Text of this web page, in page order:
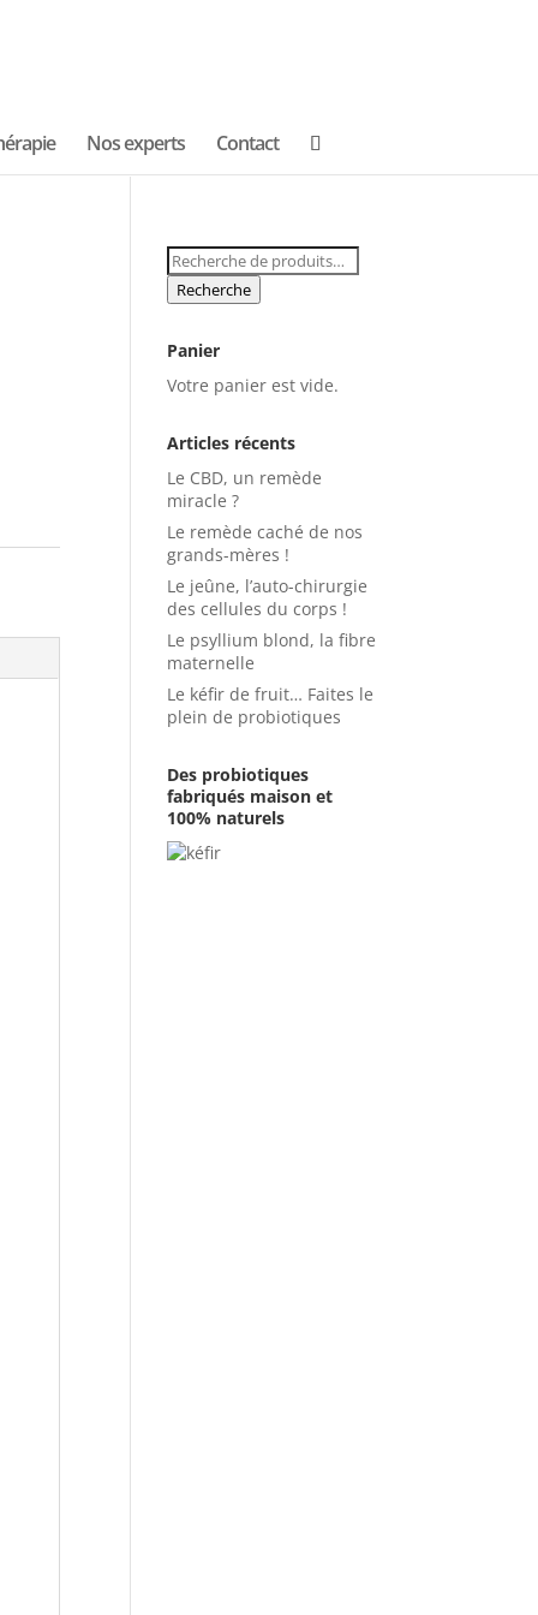
Nos experts Contact
Recherche
pour :
Recherche
Panier
Votre panier est vide.
Articles récents
Le CBD, un remède
miracle ?
Le remède caché de nos
grands-mères !
Le jeûne, l’auto-chirurgie
des cellules du corps !
Le psyllium blond, la fibre
maternelle
Le kéfir de fruit… Faites le
plein de probiotiques
Des probiotiques
fabriqués maison et
100% naturels